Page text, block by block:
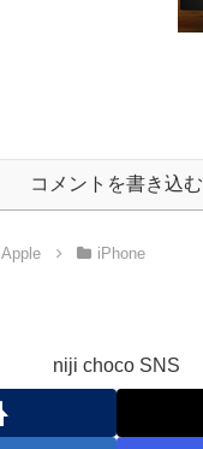
コメントを書き込む
Apple iPhone
niji choco SNS